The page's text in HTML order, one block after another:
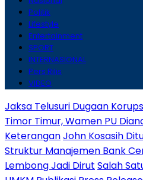
Politik
Lifestyle
Entertainment
SPORT
INTERNASIONAL
Pers Rilis
VIDEO
Jaksa Telusuri Dugaan
Timor Timur, Wamen PU
KeteranganJohn Kosasih
Struktur Manajemen Bank
Lembong Jadi Dirut Salah